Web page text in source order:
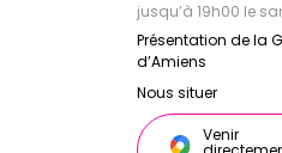
jusqu’à 19h00 le
Présentation de la
d’Amiens
Nous situer
Venir